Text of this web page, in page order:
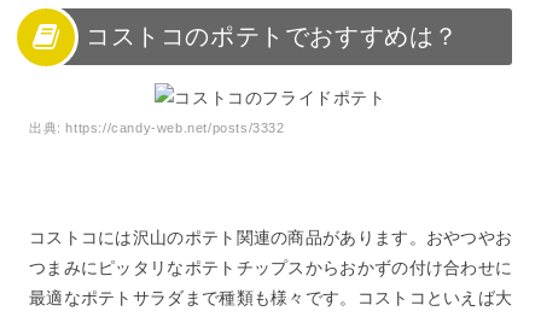
3
コストコのポテトを使ったアレンジレシピ
4
コストコのポテトまとめ
コストコのポテトでおすすめは？
出典:https://candy-web.net/posts/3332
コストコには沢山のポテト関連の商品があります。おやつやお
つまみにピッタリなポテトチップスからおかずの付け合わせに
最適なポテトサラダまで種類も様々です。コストコといえば大